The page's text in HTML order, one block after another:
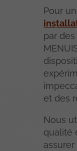
Pour
par
et des
Nous
qualité